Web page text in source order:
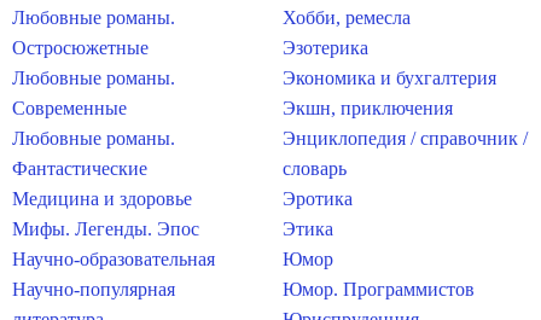
Любовные романы.
Остросюжетные
Любовные романы.
Современные
Любовные романы.
Фантастические
Медицина и здоровье
Мифы. Легенды. Эпос
Научно-образовательная
Научно-популярная
Хобби, ремесла
Эзотерика
Экономика и бухгалтерия
Экшн, приключения
Энциклопедия / справочник /
словарь
Эротика
Этика
Юмор
Юмор. Программистов